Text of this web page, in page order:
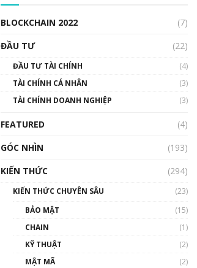
uptrend trong năm 2023? |
Phổ cập Blockchain
00:02:14
Nhìn lại năm 2022: Những
nhân vật ảnh hưởng nhất
hệ sinh thái tiền mã hoá |
BLOCKCHAIN 2022
(7)
ĐẦU TƯ
(22)
ĐẦU TƯ TÀI CHÍNH
(4)
TÀI CHÍNH CÁ NHÂN
(3)
TÀI CHÍNH DOANH NGHIỆP
(3)
FEATURED
(4)
GÓC NHÌN
(193)
KIẾN THỨC
(294)
KIẾN THỨC CHUYÊN SÂU
(23)
BẢO MẬT
(15)
CHAIN
(1)
KỸ THUẬT
(2)
MẬT MÃ
(2)